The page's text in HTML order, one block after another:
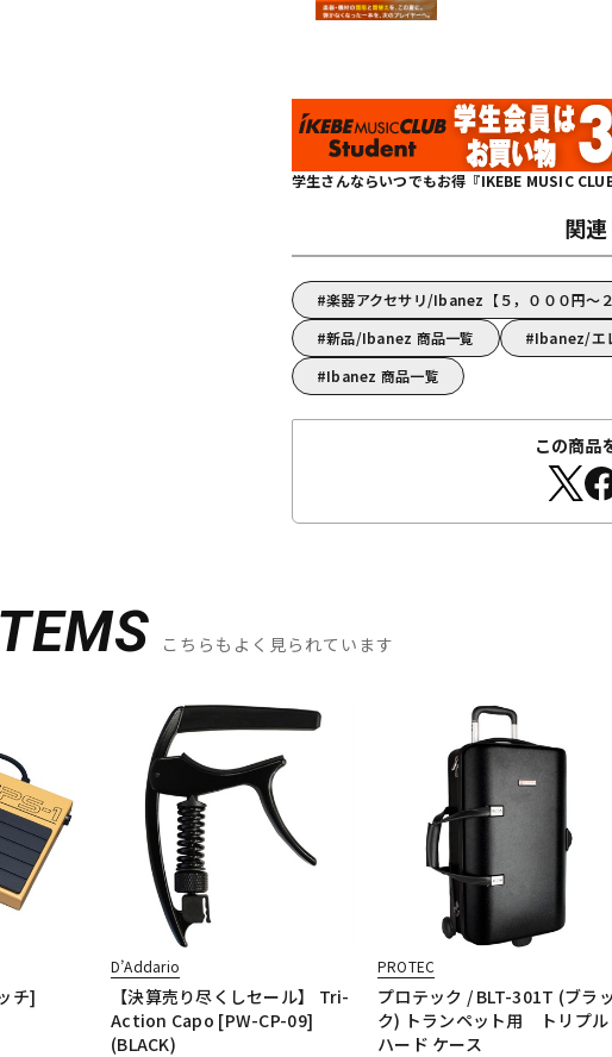
学生さんならいつでもお得『IKEBE MUSIC
関
楽器アクセサリ/Ibanez【５，０００円～
新品/Ibanez 商品一覧
Ibanez/エ
Ibanez 商品一覧
この商品
こちらもよく見られています
チ]
D’Addario
【決算売り尽くしセール】 Tri-
Action Capo [PW-CP-09]
(BLACK)
PROTEC
プロテック / BLT-301T (ブラッ
ク) トランペット用 トリプル
ハード ケース